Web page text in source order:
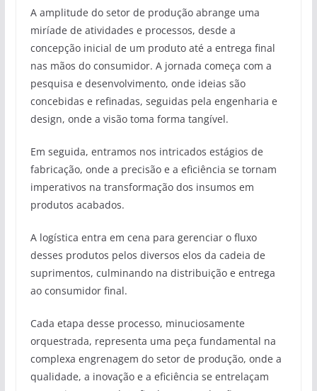
A amplitude do setor de produção abrange uma
miríade de atividades e processos, desde a
concepção inicial de um produto até a entrega final
nas mãos do consumidor. A jornada começa com a
pesquisa e desenvolvimento, onde ideias são
concebidas e refinadas, seguidas pela engenharia e
design, onde a visão toma forma tangível.
Em seguida, entramos nos intricados estágios de
fabricação, onde a precisão e a eficiência se tornam
imperativos na transformação dos insumos em
produtos acabados.
A logística entra em cena para gerenciar o fluxo
desses produtos pelos diversos elos da cadeia de
suprimentos, culminando na distribuição e entrega
ao consumidor final.
Cada etapa desse processo, minuciosamente
orquestrada, representa uma peça fundamental na
complexa engrenagem do setor de produção, onde a
qualidade, a inovação e a eficiência se entrelaçam